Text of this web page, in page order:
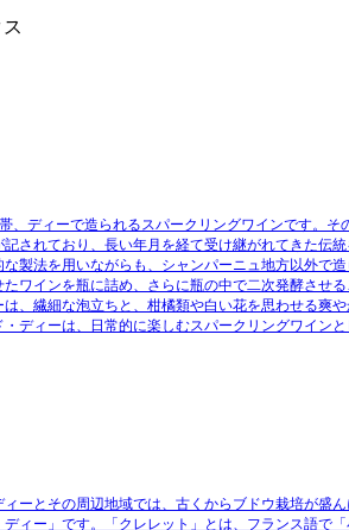
ディーで造られるスパークリングワインです。そ
されており、長い年月を経て受け継がれてきた伝統
製法を用いながらも、シャンパーニュ地方以外で
ワインを瓶に詰め、さらに瓶の中で二次発酵させ
、繊細な泡立ちと、柑橘類や白い花を思わせる爽
ディーは、日常的に楽しむスパークリングワインと
ーとその周辺地域では、古くからブドウ栽培が盛
ィー」です。「クレレット」とは、フランス語で